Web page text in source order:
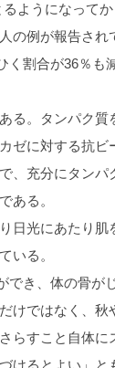
ようになって
の例が報告さ
く割合が36％も
る。タンパク質
ゼに対する抗
、充分にタン
ある。
日光にあたり肌
いる。
き、体の骨が
けではなく、
らすこと自体